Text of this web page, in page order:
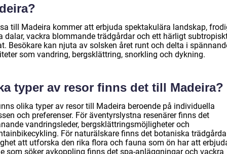
till Madeira kommer att erbjuda spektakulära landskap,
dalar, vackra blommande trädgårdar och ett härligt
Besökare kan njuta av solsken året runt och delta i
som vandring, bergsklättring, snorkling och dykning.
typer av resor finns det till Madeira?
olika typer av resor till Madeira beroende på individuella
och preferenser. För äventyrslystna resenärer finns det
vandringsleder, bergsklättringsmöjligheter och
För naturälskare finns det botaniska
att utforska den rika flora och fauna som ön har att
som söker avkoppling finns det spa-anläggningar och vackra